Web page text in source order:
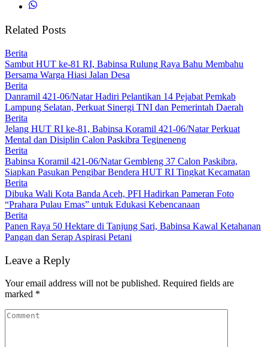
Related Posts
Berita
Sambut HUT ke-81 RI, Babinsa Rulung Raya Bahu Membahu
Bersama Warga Hiasi Jalan Desa
Berita
Danramil 421-06/Natar Hadiri Pelantikan 14 Pejabat Pemkab
Lampung Selatan, Perkuat Sinergi TNI dan Pemerintah Daerah
Berita
Jelang HUT RI ke-81, Babinsa Koramil 421-06/Natar Perkuat
Mental dan Disiplin Calon Paskibra Tegineneng
Berita
Babinsa Koramil 421-06/Natar Gembleng 37 Calon Paskibra,
Siapkan Pasukan Pengibar Bendera HUT RI Tingkat Kecamatan
Berita
Dibuka Wali Kota Banda Aceh, PFI Hadirkan Pameran Foto
“Prahara Pulau Emas” untuk Edukasi Kebencanaan
Berita
Panen Raya 50 Hektare di Tanjung Sari, Babinsa Kawal Ketahanan
Pangan dan Serap Aspirasi Petani
Leave a Reply
Your email address will not be published. Required fields are
marked *